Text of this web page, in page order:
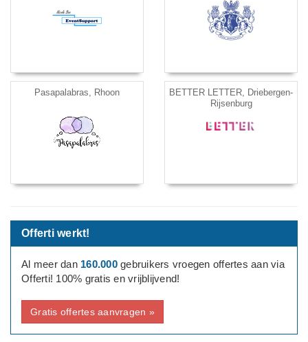
Pasapalabras, Rhoon
BETTER LETTER, Driebergen-
Rijsenburg
Offerti werkt!
Al meer dan 160.000gebruikers vroegen offertes aan via
Offerti! 100% gratis en vrijblijvend!
Gratis offertes aanvragen »